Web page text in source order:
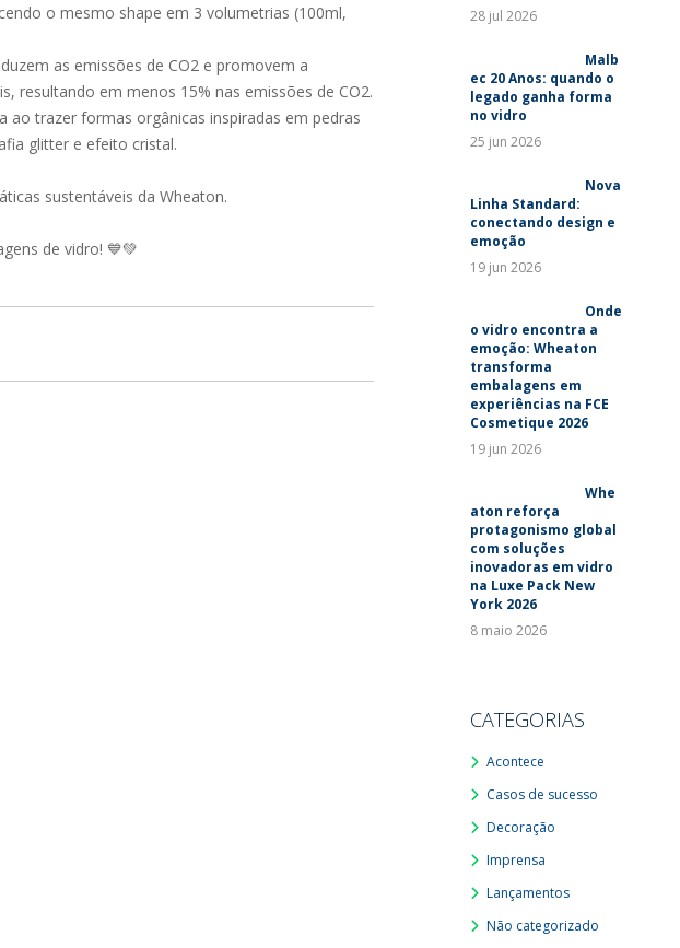
o mesmo shape em 3 volumetrias (100ml,
as emissões de CO2 e promovem a
resultando em menos 15% nas emissões de CO2.
trazer formas orgânicas inspiradas em pedras
glitter e efeito cristal.
sustentáveis da Wheaton.
de vidro! 💙💚
28 jul 2026
Malb
ec 20 Anos: quando o
legado ganha forma
no vidro
25 jun 2026
Nova
Linha Standard:
conectando design e
emoção
19 jun 2026
Onde
o vidro encontra a
emoção: Wheaton
transforma
embalagens em
experiências na FCE
Cosmetique 2026
19 jun 2026
Whe
aton reforça
protagonismo global
com soluções
inovadoras em vidro
na Luxe Pack New
York 2026
8 maio 2026
CATEGORIAS
Acontece
Casos de sucesso
Decoração
Imprensa
Lançamentos
Não categorizado